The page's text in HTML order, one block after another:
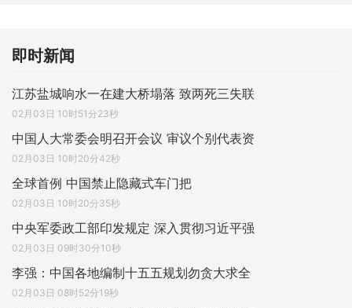
即时新闻
江苏盐城响水一在建大桥塌落 致两死三失联
02月03日 10时51分23秒
中国人大常委会明召开会议 审议个别代表资
02月03日 10时20分42秒
全球首例 中国禁止隐藏式车门把
02月03日 10时20分35秒
中央军委政工部印发规定 深入贯彻习近平强
02月03日 09时30分10秒
李强：中国各地编制十五五规划勿贪大求全
02月03日 08时52分19秒